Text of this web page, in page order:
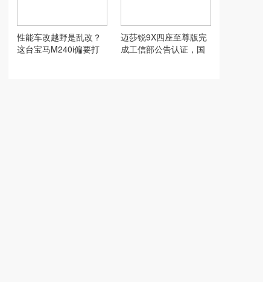
性能车改越野是乱改？
这台宝马M240i偏要打
迈莎锐9X四座至尊版完
成工信部公告认证，国